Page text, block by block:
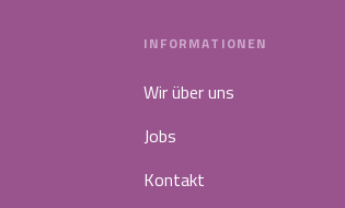
INFORMATIONEN
Wir über uns
Jobs
Kontakt